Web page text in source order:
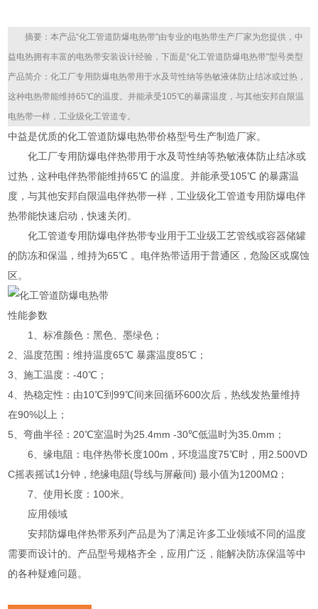
摘要：本产品“化工管道防爆电热带"由专业的电热带生产厂家为您提供，中
益电热拥有丰富的电热带安装设计经验，下面是“化工管道防爆电热带"型号类型
产品简介：化工厂专用防爆电热带用于水及苛性纳等热敏液体防止结冰或过热，
这种电热带能维持65℃的温度。并能承受105℃的暴露温度，与其他安邦自限温
电热带一样，工业级化工管道专。
中益是优质的化工管道防爆电热带价格型号生产制造厂家。
化工厂专用防爆电伴热带用于水及苛性纳等热敏液体防止结冰或
过热，这种电伴热带能维持65℃ 的温度。并能承受105℃ 的暴露温
度，与其他安邦自限温电伴热带一样，工业级化工管道专用防爆电伴
热带能快速启动，快速关闭。
化工管道专用防爆电伴热带专业用于工业级工艺管线或容器储罐
的防冻和保温，维持为65℃ 。电伴热带适用于普通区，危险区或腐蚀
区。
性能参数
1、标准颜色：黑色、墨绿色；
2、温度范围：维持温度65℃ 暴露温度85℃；
3、施工温度：-40℃；
4、热稳定性：由10℃到99℃间来回循环600次后，热线发热量维持
在90%以上；
5、弯曲半径：20℃室温时为25.4mm -30℃低温时为35.0mm；
6、缘电阻：电伴热带长度100m，环境温度75℃时，用2.500VD
C摇表摇试1分钟，绝缘电阻(导线与屏蔽间) 最小值为1200MΩ；
7、使用长度：100米。
应用领域
安邦防爆电伴热带系列产品是为了满足许多工业领域不同的温度
需要而设计的。产品型号规格齐全，应用广泛，能解决防冻保温等中
的各种疑难问题。